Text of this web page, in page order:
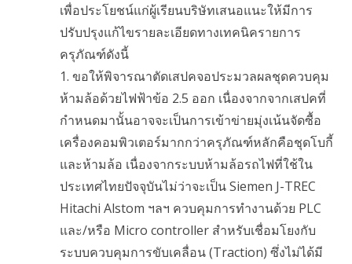
เพื่อประโยชน์แก่ผู้เรียนบริษัทเสนอแนะให้มีการ
ปรับปรุงแก้ไขรายละเอียดทางเทคนิครายการ
ครุภัณฑ์ดังนี้
1. ขอให้พิจารณาตัดเสปคจอประมวลผลชุดควบคุม
ห้ามล้อด้วยไฟฟ้าข้อ 2.5 ออก เนื่องจากจากเสปคที่
กำหนดมานั้นอาจจะเป็นการเข้าข่ายมุ่งเน้นจัดซื้อ
เครื่องคอมพิวเตอร์มากกว่าครุภัณฑ์หลักคือชุดโบกี้
และห้ามล้อ เนื่องจากระบบห้ามล้อรถไฟที่ใช้ใน
ประเทศไทยปัจจุบันไม่ว่าจะเป็น Siemen J-TREC
Hitachi Alstom ฯลฯ ควบคุมการทำงานด้วย PLC
และ/หรือ Micro controller สำหรับเชื่อมโยงกับ
ระบบควบคุมการขับเคลื่อน (Traction) ซึ่งไม่ได้มี